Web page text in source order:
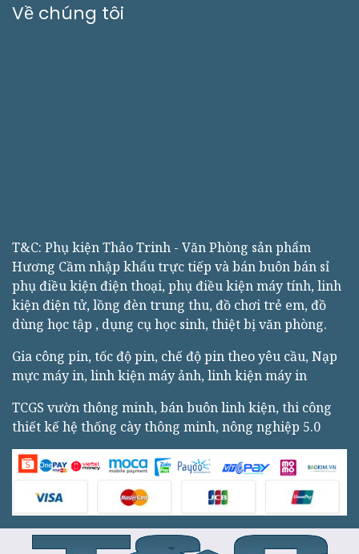
Về chúng tôi
T&C: Phụ kiện Thảo Trinh - Văn Phòng sản phẩm
Hương Cầm nhập khẩu trực tiếp và bán buôn bán sỉ
phụ điều kiện điện thoại, phụ điều kiện máy tính, linh
kiện điện tử, lồng đèn trung thu, đồ chơi trẻ em, đồ
dùng học tập , dụng cụ học sinh, thiệt bị văn phòng.
Gia công pin, tốc độ pin, chế độ pin theo yêu cầu, Nạp
mực máy in, linh kiện máy ảnh, linh kiện máy in
TCGS vườn thông minh, bán buôn linh kiện, thi công
thiết kế hệ thống cày thông minh, nông nghiệp 5.0